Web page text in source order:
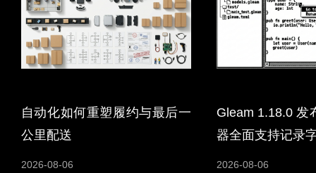
自动化如何重塑履约与最后一
公里配送
2026-08-06
Gleam 1.18.0 发
器全面支持记录
2026-08-06